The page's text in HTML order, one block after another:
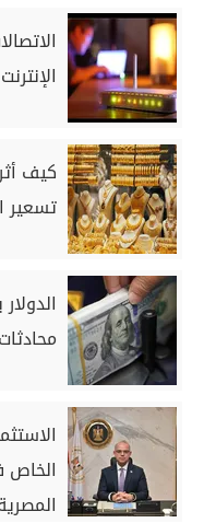
كيف
تسعير
الخاص